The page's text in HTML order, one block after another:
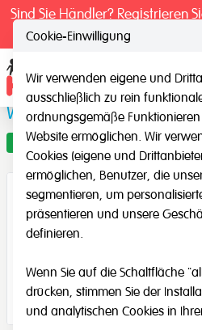
Sind Sie Händler? Registrieren
Würfel für das Erzählen
Angebot
Cookie-Einwilligung
Wir verwenden eigene und
ausschließlich zu rein
ordnungsgemäße
Website ermöglichen. Wir
Cookies (eigene und
ermöglichen, Benutzer, die
segmentieren, um
präsentieren und unsere
definieren.
Wenn Sie auf die Schaltfläche
drücken, stimmen Sie der
und analytischen Cookies in